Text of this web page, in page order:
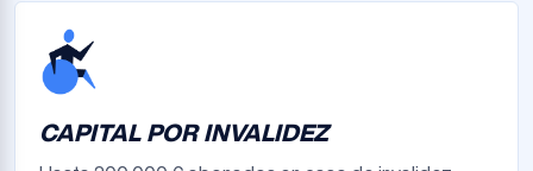
CAPITAL POR INVALIDEZ